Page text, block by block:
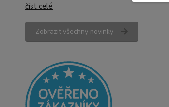
číst celé
Zobrazit všechny novinky